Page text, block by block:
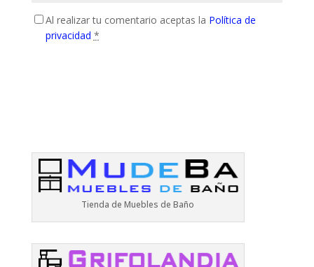
Al realizar tu comentario aceptas la Política de
privacidad *
Tienda de Muebles de Baño